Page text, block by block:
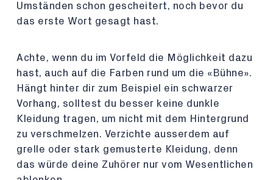
Umständen schon gescheitert, noch bevor du
das erste Wort gesagt hast.
Achte, wenn du im Vorfeld die Möglichkeit dazu
hast, auch auf die Farben rund um die «Bühne».
Hängt hinter dir zum Beispiel ein schwarzer
Vorhang, solltest du besser keine dunkle
Kleidung tragen, um nicht mit dem Hintergrund
zu verschmelzen. Verzichte ausserdem auf
grelle oder stark gemusterte Kleidung, denn
das würde deine Zuhörer nur vom Wesentlichen